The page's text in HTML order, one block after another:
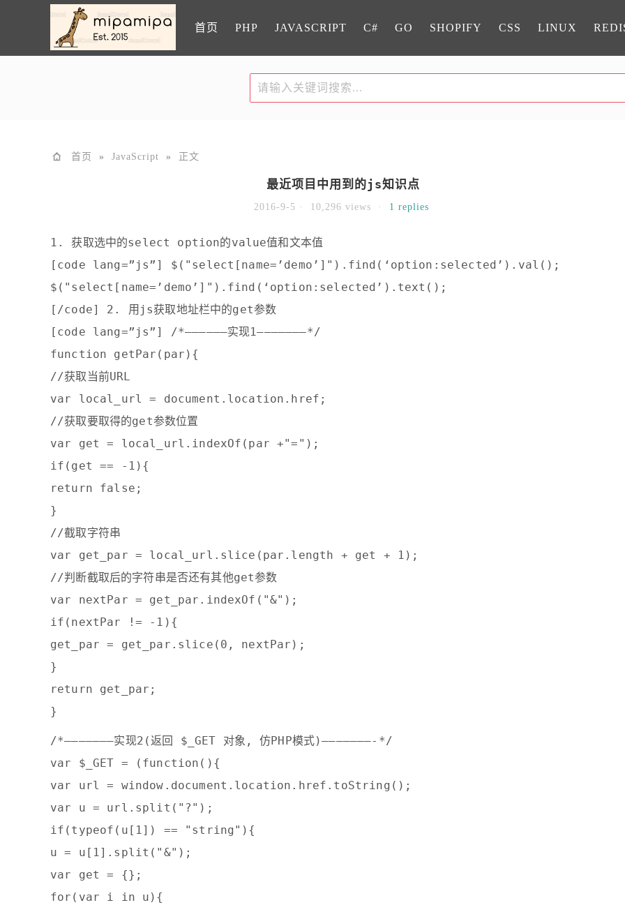
首页 PHP JAVASCRIPT C# GO SHOPIFY CSS LINUX
首页 » JavaScript » 正文
最近项目中用到的js知识点
2016-9-5 · 10,296 views · 1 replies
1. 获取选中的select option的value值和文本值
[code lang=”js”] $("select[name=’demo’]").find(‘option:selected’).val();
$("select[name=’demo’]").find(‘option:selected’).text();
[/code] 2. 用js获取地址栏中的get参数
[code lang=”js”] /*—————–实现1——————–*/
function getPar(par){
//获取当前URL
var local_url = document.location.href;
//获取要取得的get参数位置
var get = local_url.indexOf(par +"=");
if(get == -1){
return false;
}
//截取字符串
var get_par = local_url.slice(par.length + get + 1);
//判断截取后的字符串是否还有其他get参数
var nextPar = get_par.indexOf("&");
if(nextPar != -1){
get_par = get_par.slice(0, nextPar);
}
return get_par;
}
/*——————–实现2(返回 $_GET 对象, 仿PHP模式)———————-*/
var $_GET = (function(){
var url = window.document.location.href.toString();
var u = url.split("?");
if(typeof(u[1]) == "string"){
u = u[1].split("&");
var get = {};
for(var i in u){